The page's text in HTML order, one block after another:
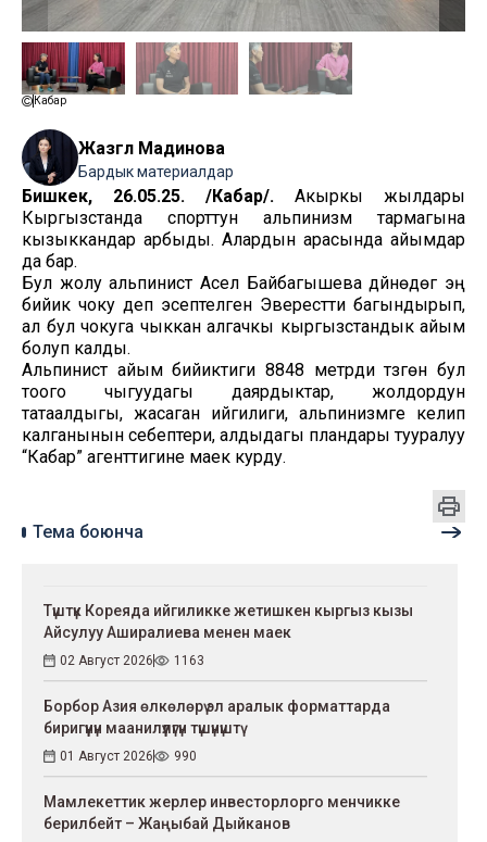
Кабар
Жазгүл Мадинова
Бардык материалдар
Бишкек, 26.05.25. /Кабар/. Акыркы жылдары
Кыргызстанда спорттун альпинизм тармагына
кызыккандар арбыды. Алардын арасында айымдар
да бар.
Бул жолу альпинист Асел Байбагышева дүйнөдөгү эң
бийик чоку деп эсептелген Эверестти багындырып,
ал бул чокуга чыккан алгачкы кыргызстандык айым
болуп калды.
Альпинист айым бийиктиги 8848 метрди түзгөн бул
тоого чыгуудагы даярдыктар, жолдордун
татаалдыгы, жасаган ийгилиги, альпинизмге келип
калганынын себептери, алдыдагы пландары тууралуу
“Кабар” агенттигине маек курду.
Тема боюнча
Түштүк Кореяда ийгиликке жетишкен кыргыз кызы
Айсулуу Аширалиева менен маек
02 Август 2026 1163
Борбор Азия өлкөлөрү эл аралык форматтарда
биригүүнүн маанилүүлүгүн түшүнүштү
01 Август 2026 990
Мамлекеттик жерлер инвесторлорго менчикке
берилбейт – Жаңыбай Дыйканов